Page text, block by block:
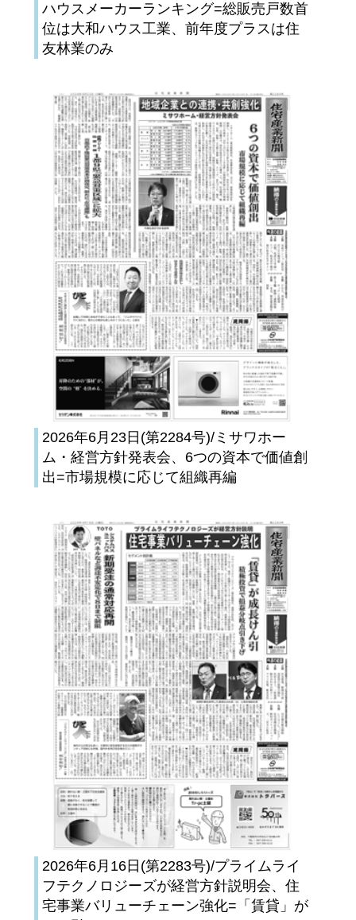
ハウスメーカーランキング=総販売戸数首
位は大和ハウス工業、前年度プラスは住
友林業のみ
2026年6月23日(第2284号)/ミサワホー
ム・経営方針発表会、6つの資本で価値創
出=市場規模に応じて組織再編
2026年6月16日(第2283号)/プライムライ
フテクノロジーズが経営方針説明会、住
宅事業バリューチェーン強化=「賃貸」が